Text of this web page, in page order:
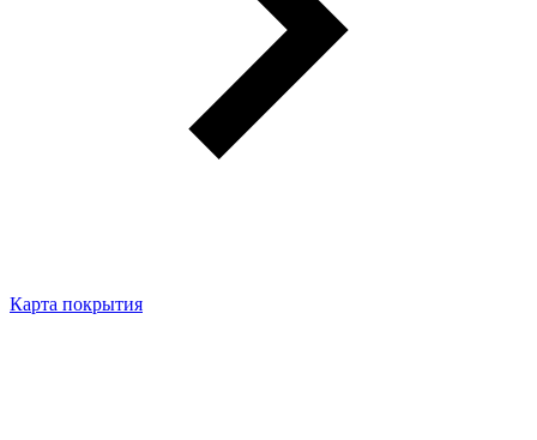
Карта покрытия